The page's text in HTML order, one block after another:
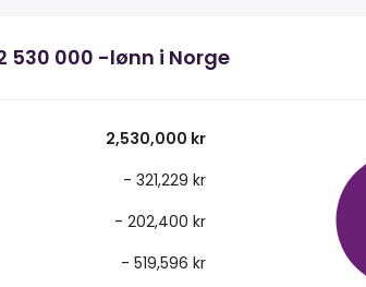
530 000 -lønn i Norge
2,530,000 kr
- 321,229 kr
- 202,400 kr
- 519,596 kr